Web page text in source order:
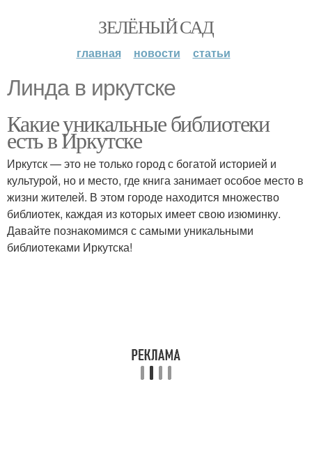
ЗЕЛЁНЫЙ САД
главная новости статьи
Линда в иркутске
Какие уникальные библиотеки
есть в Иркутске
Иркутск — это не только город с богатой историей и
культурой, но и место, где книга занимает особое место в
жизни жителей. В этом городе находится множество
библиотек, каждая из которых имеет свою изюминку.
Давайте познакомимся с самыми уникальными
библиотеками Иркутска!